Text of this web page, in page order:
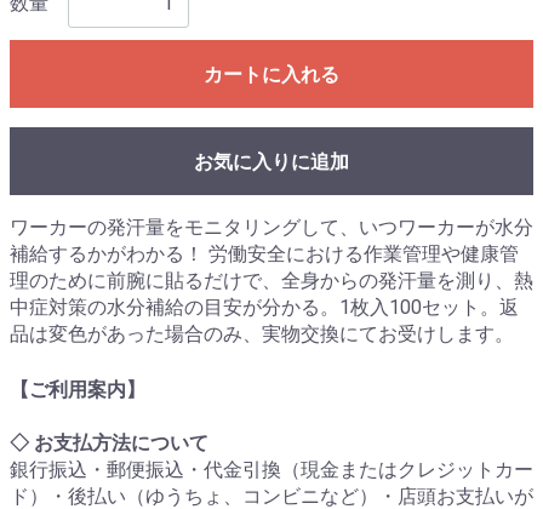
カートに入れる
お気に入りに追加
ワーカーの発汗量をモニタリングして、いつワーカーが水分
補給するかがわかる！ 労働安全における作業管理や健康管
理のために前腕に貼るだけで、全身からの発汗量を測り、熱
中症対策の水分補給の目安が分かる。1枚入100セット。返
品は変色があった場合のみ、実物交換にてお受けします。
【ご利用案内】
◇ お支払方法について
銀行振込・郵便振込・代金引換（現金またはクレジットカー
ド）・後払い（ゆうちょ、コンビニなど）・店頭お支払いが